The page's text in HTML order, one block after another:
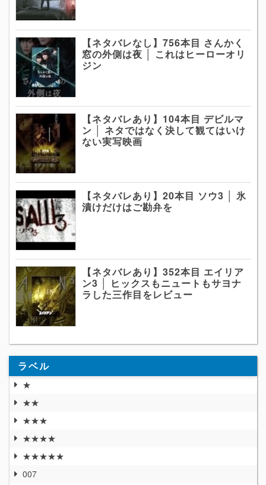
【ネタバレなし】756本目 さんかく
窓の外側は夜 │ これはヒーローオリ
ジン
【ネタバレあり】104本目 デビルマ
ン │ ネタではなく決して観てはいけ
ない実写映画
【ネタバレあり】20本目 ソウ3 │ 氷
漬けだけはご勘弁を
【ネタバレあり】352本目 エイリア
ン3 │ ヒックスもニュートもサヨナ
ラした三作目をレビュー
ラベル
★
★★
★★★
★★★★
★★★★★
007